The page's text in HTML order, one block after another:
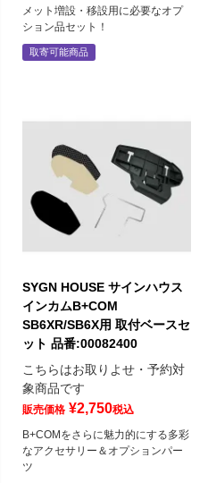
メット増設・移設用に必要なオプ
ション品セット！
取寄可能商品
SYGN HOUSE サインハウス
インカムB+COM
SB6XR/SB6X用 取付ベースセ
ット 品番:00082400
こちらはお取りよせ・予約対
象商品です
販売価格 ¥2,750税込
B+COMをさらに魅力的にする多彩
なアクセサリー＆オプションパー
ツ